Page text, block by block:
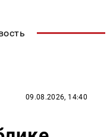
09.08.2026, 14:40